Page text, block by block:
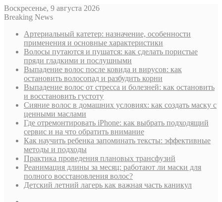
Воскресенье, 9 августа 2026
Breaking News
Артериальный катетер: назначение, особенности
применения и основные характеристики
Волосы путаются и пушатся: как сделать пористые
пряди гладкими и послушными
Выпадение волос после ковида и вирусов: как
остановить волосопад и разбудить корни
Выпадение волос от стресса и болезней: как остановить
и восстановить густоту
Сияние волос в домашних условиях: как создать маску с
ценными маслами
Где отремонтировать iPhone: как выбрать подходящий
сервис и на что обратить внимание
Как научить ребенка запоминать тексты: эффективные
методы и подходы
Практика проведения плановых трансфузий
Реанимация длины за месяц: работают ли маски для
полного восстановления волос?
Детский летний лагерь как важная часть каникул